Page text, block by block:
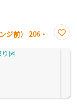
ジ前） 206・
に入